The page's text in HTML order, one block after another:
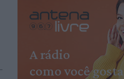
A rádio
como você gosta